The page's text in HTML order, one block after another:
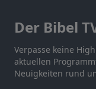
Der Bibel
Verpasse keine
aktuellen
Neuigkeiten rund